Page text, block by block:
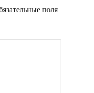
поля